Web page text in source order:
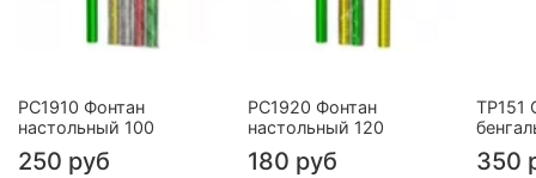
РС1910 Фонтан
настольный 100
250 руб
РС1920 Фонтан
настольный 120
180 руб
ТР151
350